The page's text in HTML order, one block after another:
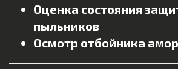
Оценка состояния
пыльников
Осмотр отбойника